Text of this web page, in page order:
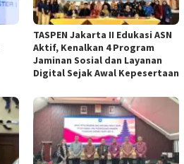
TASPEN Jakarta II Edukasi ASN
Aktif, Kenalkan 4 Program
Jaminan Sosial dan Layanan
Digital Sejak Awal Kepesertaan